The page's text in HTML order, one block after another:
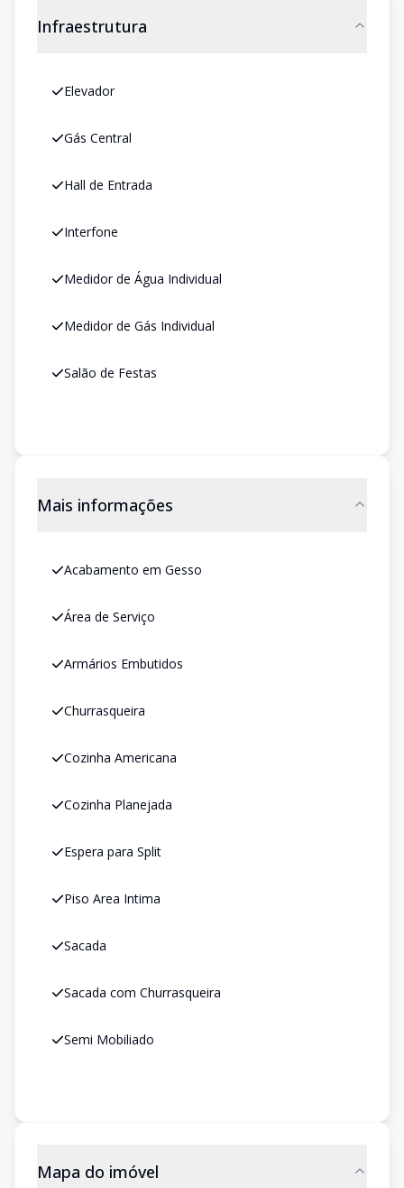
Infraestrutura
Elevador
Gás Central
Hall de Entrada
Interfone
Medidor de Água Individual
Medidor de Gás Individual
Salão de Festas
Mais informações
Acabamento em Gesso
Área de Serviço
Armários Embutidos
Churrasqueira
Cozinha Americana
Cozinha Planejada
Espera para Split
Piso Area Intima
Sacada
Sacada com Churrasqueira
Semi Mobiliado
Mapa do imóvel